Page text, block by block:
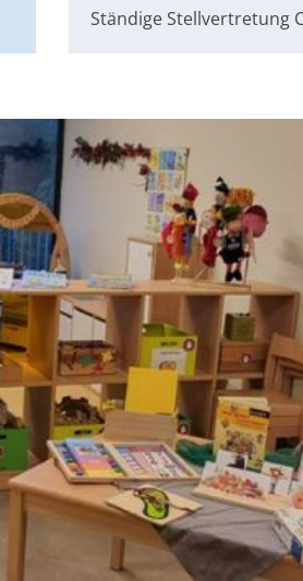
Ständige Stellvertretung